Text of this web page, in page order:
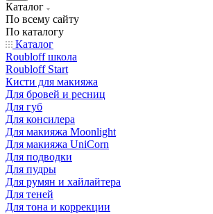
Каталог
По всему сайту
По каталогу
Каталог
Roubloff школа
Roubloff Start
Кисти для макияжа
Для бровей и ресниц
Для губ
Для консилера
Для макияжа Moonlight
Для макияжа UniCorn
Для подводки
Для пудры
Для румян и хайлайтера
Для теней
Для тона и коррекции